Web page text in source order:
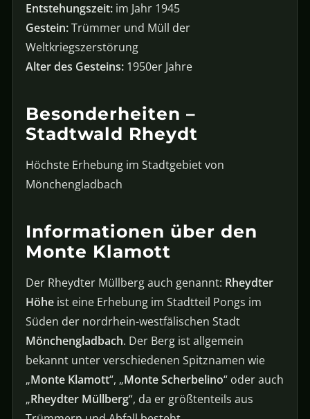
Entstehungszeit: im Jahr 1945
Gestein:Trümmer und Müll der
Weltkriegszerstörung
Alter des Gesteins: 1950er Jahre
Besonderheiten –
Stadtwald Rheydt
Höchste Erhebung im Stadtgebiet von
Mönchengladbach
Informationen über den
Monte Klamott
Der Rheydter Müllberg auch genannt: Rheydter
Höhe ist eine Erhebung im Stadtteil Pongs im
Süden der nordrhein-westfälischen Stadt
Mönchengladbach. Der Berg ist allgemein
bekannt unter verschiedenen Spitznamen wie
„Monte Klamott“, „Monte Scherbelino“ oder auch
„Rheydter Müllberg“, da er größtenteils aus